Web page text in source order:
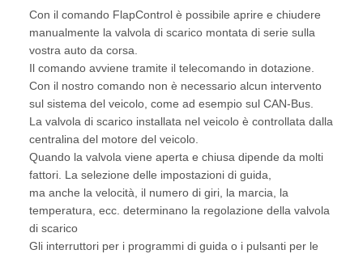
Con il comando FlapControl è possibile aprire e chiudere
manualmente la valvola di scarico montata di serie sulla
vostra auto da corsa.
Il comando avviene tramite il telecomando in dotazione.
Con il nostro comando non è necessario alcun intervento
sul sistema del veicolo, come ad esempio sul CAN-Bus.
La valvola di scarico installata nel veicolo è controllata dalla
centralina del motore del veicolo.
Quando la valvola viene aperta e chiusa dipende da molti
fattori. La selezione delle impostazioni di guida,
ma anche la velocità, il numero di giri, la marcia, la
temperatura, ecc. determinano la regolazione della valvola
di scarico
Gli interruttori per i programmi di guida o i pulsanti per le